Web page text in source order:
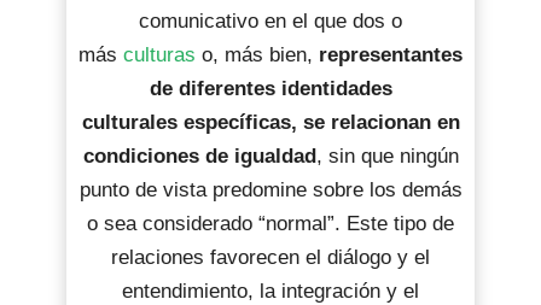
comunicativo en el que dos o
más culturas o, más bien, representantes
de diferentes identidades
culturales específicas, se relacionan en
condiciones de igualdad, sin que ningún
punto de vista predomine sobre los demás
o sea considerado “normal”. Este tipo de
relaciones favorecen el diálogo y el
entendimiento, la integración y el